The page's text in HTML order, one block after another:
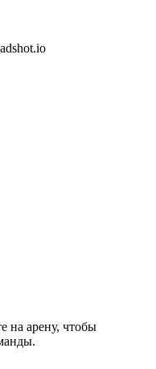
на арену, чтобы